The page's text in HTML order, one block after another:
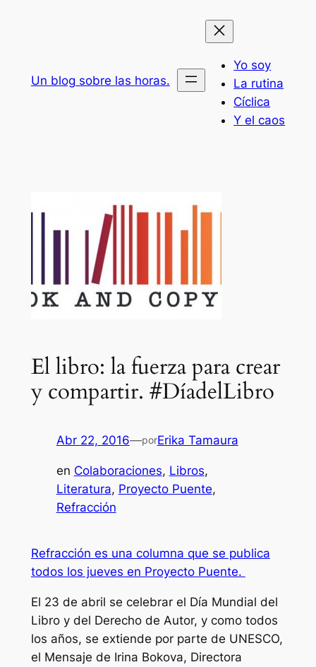
Un blog sobre las horas.
Yo soy
La rutina
Cíclica
Y el caos
El libro: la fuerza para crear
y compartir. #DíadelLibro
Abr 22, 2016—porErika Tamaura
en Colaboraciones, Libros
Literatura, Proyecto Puente
Refracción
Refracción es una columna que se publica
todos los jueves en Proyecto Puente.
El 23 de abril se celebrar el Día Mundial del
Libro y del Derecho de Autor, y como todos
los años, se extiende por parte de UNESCO,
el Mensaje de Irina Bokova, Directora